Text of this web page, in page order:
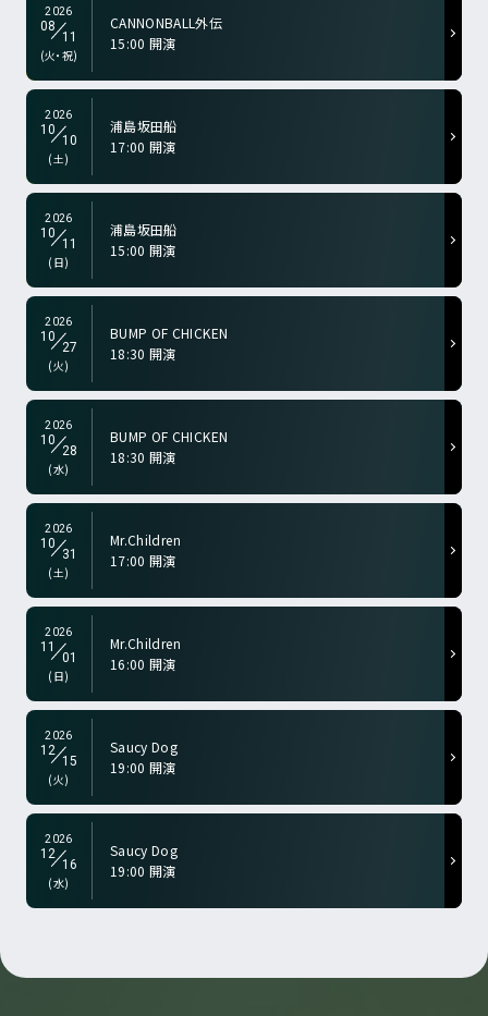
2026
08
11
(火・祝)
CANNONBALL外伝
15:00 開演
color="gry">
2026
10
10
(土)
浦島坂田船
17:00 開演
color="gry">
2026
10
11
(日)
浦島坂田船
15:00 開演
color="gry">
2026
10
27
(火)
BUMP OF CHICKEN
18:30 開演
color="gry">
2026
10
28
(水)
BUMP OF CHICKEN
18:30 開演
color="gry">
2026
10
31
(土)
Mr.Children
17:00 開演
color="gry">
2026
11
01
(日)
Mr.Children
16:00 開演
color="gry">
2026
12
15
(火)
Saucy Dog
19:00 開演
color="gry">
2026
12
16
(水)
Saucy Dog
19:00 開演